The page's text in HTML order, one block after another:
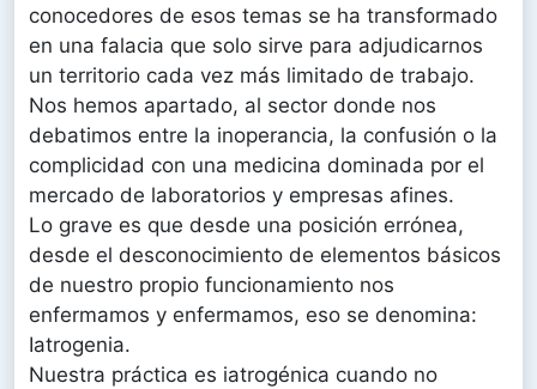
conocedores de esos temas se ha transformado
en una falacia que solo sirve para adjudicarnos
un territorio cada vez más limitado de trabajo.
Nos hemos apartado, al sector donde nos
debatimos entre la inoperancia, la confusión o la
complicidad con una medicina dominada por el
mercado de laboratorios y empresas afines.
Lo grave es que desde una posición errónea,
desde el desconocimiento de elementos básicos
de nuestro propio funcionamiento nos
enfermamos y enfermamos, eso se denomina:
Iatrogenia.
Nuestra práctica es iatrogénica cuando no